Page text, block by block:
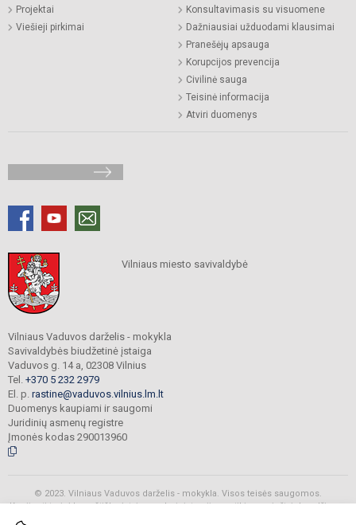
Projektai
Viešieji pirkimai
Konsultavimasis su visuomene
Dažniausiai užduodami klausimai
Pranešėjų apsauga
Korupcijos prevencija
Civilinė sauga
Teisinė informacija
Atviri duomenys
Vilniaus miesto savivaldybė
Vilniaus Vaduvos darželis - mokykla
Savivaldybės biudžetinė įstaiga
Vaduvos g. 14 a, 02308 Vilnius
Tel. +370 5 232 2979
El. p. rastine@vaduvos.vilnius.lm.lt
Duomenys kaupiami ir saugomi
Juridinių asmenų registre
Įmonės kodas 290013960
© 2023. Vilniaus Vaduvos darželis - mokykla. Visos teisės saugomos.
Kopijuoti turinį be raštiško įstaigos administracijos sutikimo griežtai draudžiama.